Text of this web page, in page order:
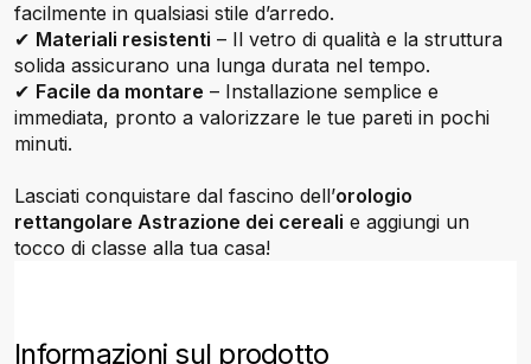
facilmente in qualsiasi stile d’arredo.
✔ Materiali resistenti – Il vetro di qualità e la struttura
solida assicurano una lunga durata nel tempo.
✔ Facile da montare – Installazione semplice e
immediata, pronto a valorizzare le tue pareti in pochi
minuti.
Lasciati conquistare dal fascino dell’orologio
rettangolare Astrazione dei cereali e aggiungi un
tocco di classe alla tua casa!
Informazioni sul prodotto